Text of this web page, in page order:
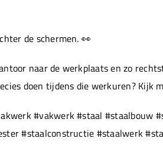
de schermen. 👀
naar de werkplaats en zo
doen tijdens die werkuren? Kijk
#vakwerk #staal #staalbouw
#staalconstructie #staalwerk